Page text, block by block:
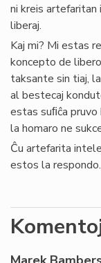
ni kreis
liberaj.
Kaj mi? Mi estas
koncepto de
taksante sin tiaj,
al bestecaj
estas suﬁĉa
la homaro ne
Ĉu artefarita
estos la respondo.